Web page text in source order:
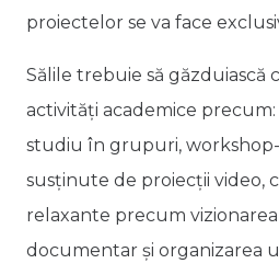
proiectelor se va face
Sălile trebuie să
activități academice
studiu în grupuri,
susținute de proiecții video,
relaxante precum
documentar și organizarea